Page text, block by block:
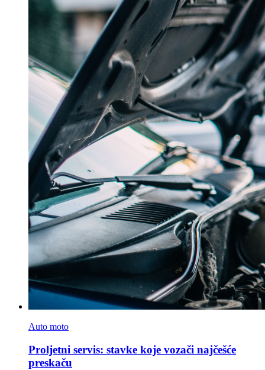
Auto moto
Proljetni servis: stavke koje vozači najčešće
preskaču